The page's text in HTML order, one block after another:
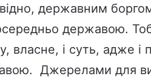
державним
державою.
власне, і суть, адже і
Джерелами для